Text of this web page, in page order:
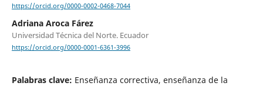
https://orcid.org/0000-0002-0468-7044
Adriana Aroca Fárez
Universidad Técnica del Norte. Ecuador
https://orcid.org/0000-0001-6361-3996
Palabras clave: Enseñanza correctiva, enseñanza de la